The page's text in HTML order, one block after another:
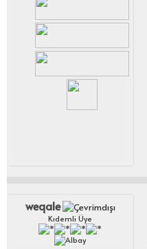
weqale
Kıdemli Üye